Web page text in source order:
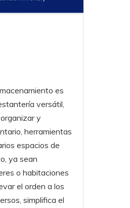
es
versátil,
y
herramientas
espacios de
ya sean
o habitaciones
el orden a los
simplifica el